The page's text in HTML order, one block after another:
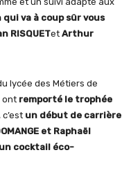
va à coup sûr vous
RISQUETet Arthur
lycée des Métiers de
ont remporté le trophée
un début de carrière
et Raphaël
cocktail éco-